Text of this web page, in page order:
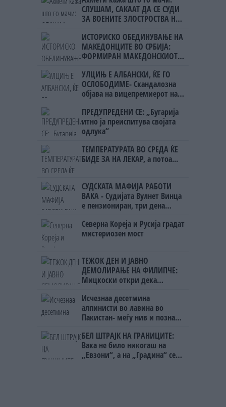
СЛУШАМ, САКААТ ДА СЕ СУДИ
ЗА ВОЕНИТЕ ЗЛОСТРОСТВА НА
ИСТОРИСКО ОБЕДИНУВАЊЕ НА
МАКЕДОНЦИТЕ ВО СРБИЈА:
ФОРМИРАН МАКЕДОНСКИОТ
УЛЦИЊ Е АЛБАНСКИ, ЌЕ ГО
ОСЛОБОДИМЕ- Скандалозна
објава на вицепремиерот на
ПРЕДУПРЕДЕНИ СЕ: „Бугарија
итно ја преиспитува својата
одлука“
ТЕМПЕРАТУРАТА ВО СРЕДА ЌЕ
БИДЕ ЗА НА ЛЕКАР, а потоа...
СУДСКАТА МАФИЈА РАБОТИ
ВАКА - Судијата Вулнет Винца
е пензиониран, три дена
на бизнисменот Марковски
Северна Кореја и Русија градат
мистериозен мост
ТЕЖОК ДЕН И ЈАВНО
ДЕМОЛИРАЊЕ НА ФИЛИПЧЕ:
Мицкоски откри дека
ништо, освен за кеш
Исчезнаа десетмина
алпинисти во лавина во
Пакистан- меѓу нив и познат
БЕЛ ШТРАЈК НА ГРАНИЦИТЕ:
Вака не било никогаш на
„Евзони“, а на „Градина“ се